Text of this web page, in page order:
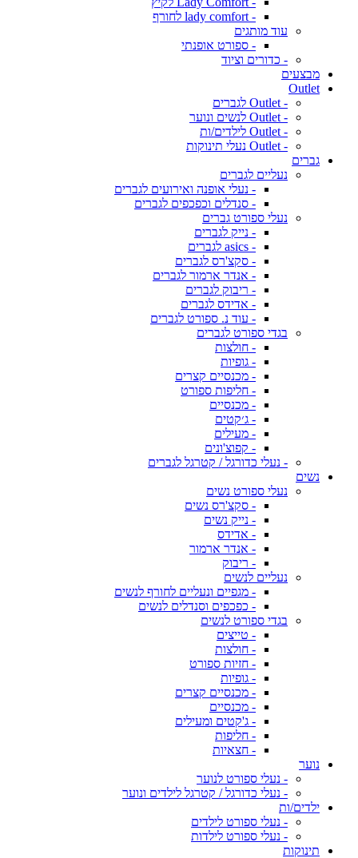
- lady comfort לחורף
עוד מותגים
- ספורט אופנתי
- כדורים וציוד
מבצעים
Outlet
- Outlet לגברים
- Outlet לנשים ונוער
- Outlet לילדים/ות
- Outlet נעלי תינוקות
גברים
נעליים לגברים
- נעלי אופנה ואירועים לגברים
- סנדלים וכפכפים לגברים
נעלי ספורט גברים
- נייק לגברים
- asics לגברים
- סקצ'רס לגברים
- אנדר ארמור לגברים
- ריבוק לגברים
- אדידס לגברים
- עוד נ. ספורט לגברים
בגדי ספורט לגברים
- חולצות
- גופיות
- מכנסיים קצרים
- חליפות ספורט
- מכנסיים
- ג׳קטים
- מעילים
- קפוצ'ונים
- נעלי כדורגל / קטרגל לגברים
נשים
נעלי ספורט נשים
- סקצ'רס נשים
- נייק נשים
- אדידס
- אנדר ארמור
- ריבוק
נעליים לנשים
- מגפיים ונעליים לחורף לנשים
- כפכפים וסנדלים לנשים
בגדי ספורט לנשים
- טייצים
- חולצות
- חזיות ספורט
- גופיות
- מכנסיים קצרים
- מכנסיים
- ג'קטים ומעילים
- חליפות
- חצאיות
נוער
- נעלי ספורט לנוער
- נעלי כדורגל / קטרגל לילדים ונוער
ילדים/ות
- נעלי ספורט לילדים
- נעלי ספורט לילדות
תינוקות